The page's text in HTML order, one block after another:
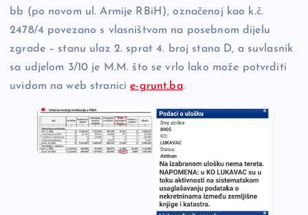
bb (po novom ul. Armije RBiH), označenoj kao k.č.
2478/4 povezano s vlasništvom na posebnom dijelu
zgrade – stanu ulaz 2. sprat 4. broj stana D, a suvlasnik
sa udjelom 3/10 je M.M. što se vrlo lako može potvrditi
uvidom na web stranicie-grunt.ba.